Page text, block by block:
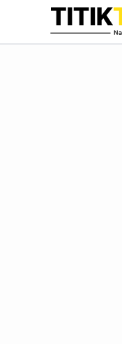
Lewati ke konten